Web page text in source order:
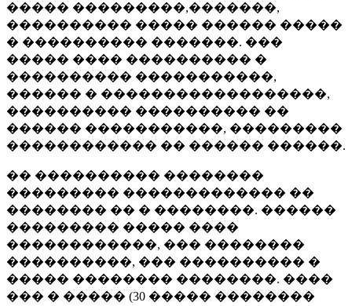
����� ���������,�������,
���������� ����� ������ �����
� ���������� �������. ���
����� ���� ���������� �
���������� �����������,
������ � ������������������,
���������� ���������� ��
������ �����������, ���������
������������ �� ������ ������.
�� ���������� ��������
��������� ������������� ��
�������� �� � ��������. ������
��������� ����� ����
������������, ��� ��������
����������, ��� ���������� �
����� �������� ��������. ����
��� � ����� (30 ����� ��������